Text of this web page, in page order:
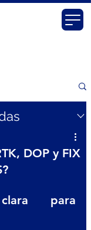
DOP y FIX
para